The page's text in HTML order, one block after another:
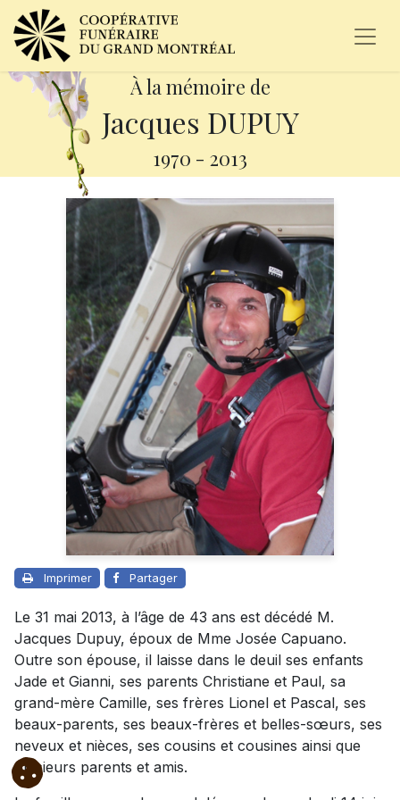
À la mémoire de
Jacques DUPUY
1970 - 2013
Imprimer Partager
Le 31 mai 2013, à l’âge de 43 ans est décédé M.
Jacques Dupuy, époux de Mme Josée Capuano.
Outre son épouse, il laisse dans le deuil ses enfants
Jade et Gianni, ses parents Christiane et Paul, sa
grand-mère Camille, ses frères Lionel et Pascal, ses
beaux-parents, ses beaux-frères et belles-sœurs, ses
neveux et nièces, ses cousins et cousines ainsi que
plusieurs parents et amis.